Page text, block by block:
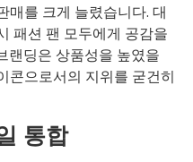
매를 크게 늘렸습니다. 대
패션 팬 모두에게 공감을
랜딩은 상품성을 높였을
콘으로서의 지위를 굳건히
통합